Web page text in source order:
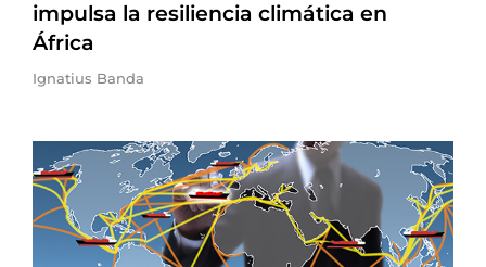
impulsa la resiliencia climática en
África
Ignatius Banda